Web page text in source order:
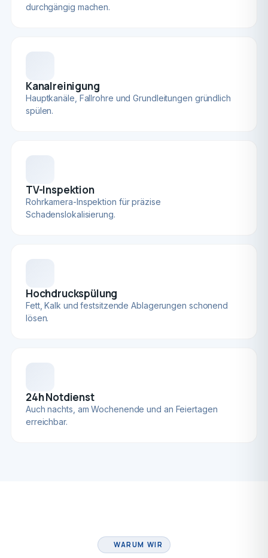
durchgängig machen.
Kanalreinigung
Hauptkanäle, Fallrohre und Grundleitungen gründlich
spülen.
TV-Inspektion
Rohrkamera-Inspektion für präzise
Schadenslokalisierung.
Hochdruckspülung
Fett, Kalk und festsitzende Ablagerungen schonend
lösen.
24h Notdienst
Auch nachts, am Wochenende und an Feiertagen
erreichbar.
WARUM WIR